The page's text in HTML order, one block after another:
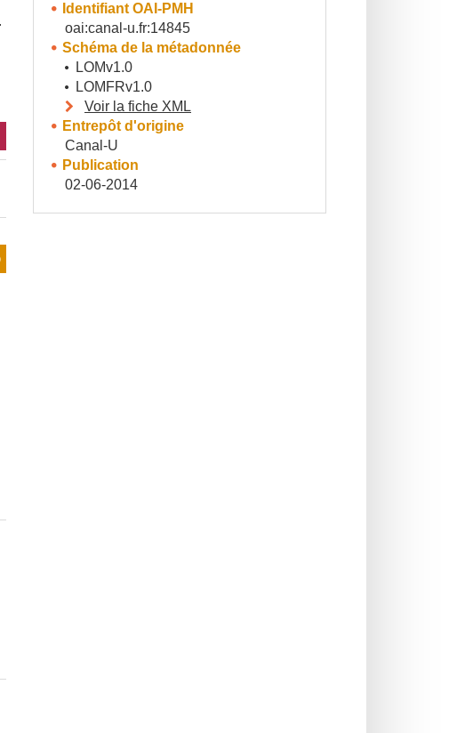
Identifiant OAI-PMH
oai:canal-u.fr:14845
Schéma de la métadonnée
LOMv1.0
LOMFRv1.0
Voir la fiche XML
Entrepôt d'origine
Canal-U
Publication
02-06-2014